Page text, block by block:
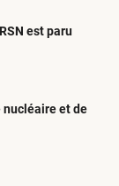
est paru
nucléaire et de